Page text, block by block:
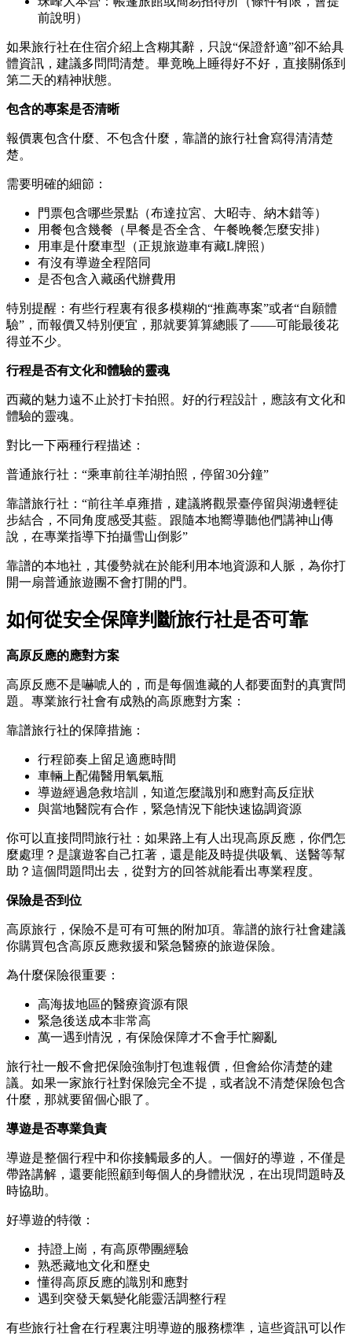
前說明）
如果旅行社在住宿介紹上含糊其辭，只說“保證舒適”卻不給具
體資訊，建議多問問清楚。畢竟晚上睡得好不好，直接關係到
第二天的精神狀態。
包含的專案是否清晰
報價裏包含什麼、不包含什麼，靠譜的旅行社會寫得清清楚
楚。
需要明確的細節：
門票包含哪些景點（布達拉宮、大昭寺、納木錯等）
用餐包含幾餐（早餐是否全含、午餐晚餐怎麼安排）
用車是什麼車型（正規旅遊車有藏L牌照）
有沒有導遊全程陪同
是否包含入藏函代辦費用
特別提醒：有些行程裏有很多模糊的“推薦專案”或者“自願體
驗”，而報價又特別便宜，那就要算算總賬了——可能最後花
得並不少。
行程是否有文化和體驗的靈魂
西藏的魅力遠不止於打卡拍照。好的行程設計，應該有文化和
體驗的靈魂。
對比一下兩種行程描述：
普通旅行社：“乘車前往羊湖拍照，停留30分鐘”
靠譜旅行社：“前往羊卓雍措，建議將觀景臺停留與湖邊輕徒
步結合，不同角度感受其藍。跟隨本地嚮導聽他們講神山傳
說，在專業指導下拍攝雪山倒影”
靠譜的本地社，其優勢就在於能利用本地資源和人脈，為你打
開一扇普通旅遊團不會打開的門。
如何從安全保障判斷旅行社是否可靠
高原反應的應對方案
高原反應不是嚇唬人的，而是每個進藏的人都要面對的真實問
題。專業旅行社會有成熟的高原應對方案：
靠譜旅行社的保障措施：
行程節奏上留足適應時間
車輛上配備醫用氧氣瓶
導遊經過急救培訓，知道怎麼識別和應對高反症狀
與當地醫院有合作，緊急情況下能快速協調資源
你可以直接問問旅行社：如果路上有人出現高原反應，你們怎
麼處理？是讓遊客自己扛著，還是能及時提供吸氧、送醫等幫
助？這個問題問出去，從對方的回答就能看出專業程度。
保險是否到位
高原旅行，保險不是可有可無的附加項。靠譜的旅行社會建議
你購買包含高原反應救援和緊急醫療的旅遊保險。
為什麼保險很重要：
高海拔地區的醫療資源有限
緊急後送成本非常高
萬一遇到情況，有保險保障才不會手忙腳亂
旅行社一般不會把保險強制打包進報價，但會給你清楚的建
議。如果一家旅行社對保險完全不提，或者說不清楚保險包含
什麼，那就要留個心眼了。
導遊是否專業負責
導遊是整個行程中和你接觸最多的人。一個好的導遊，不僅是
帶路講解，還要能照顧到每個人的身體狀況，在出現問題時及
時協助。
好導遊的特徵：
持證上崗，有高原帶團經驗
熟悉藏地文化和歷史
懂得高原反應的識別和應對
遇到突發天氣變化能靈活調整行程
有些旅行社會在行程裏注明導遊的服務標準，這些資訊可以作